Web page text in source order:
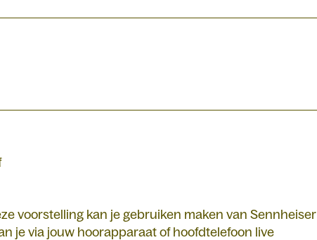
voorstelling kan je gebruiken maken van Sennheiser
je via jouw hoorapparaat of hoofdtelefoon live